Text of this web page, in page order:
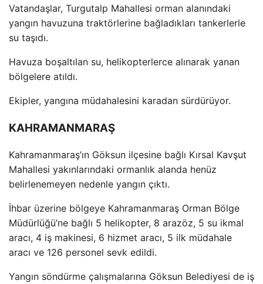
Vatandaşlar, Turgutalp Mahallesi orman alanındaki
yangın havuzuna traktörlerine bağladıkları tankerlerle
su taşıdı.
Havuza boşaltılan su, helikopterlerce alınarak yanan
bölgelere atıldı.
Ekipler, yangına müdahalesini karadan sürdürüyor.
KAHRAMANMARAŞ
Kahramanmaraş’ın Göksun ilçesine bağlı Kırsal Kavşut
Mahallesi yakınlarındaki ormanlık alanda henüz
belirlenemeyen nedenle yangın çıktı.
İhbar üzerine bölgeye Kahramanmaraş Orman Bölge
Müdürlüğü’ne bağlı 5 helikopter, 8 arazöz, 5 su ikmal
aracı, 4 iş makinesi, 6 hizmet aracı, 5 ilk müdahale
aracı ve 126 personel sevk edildi.
Yangın söndürme çalışmalarına Göksun Belediyesi de iş